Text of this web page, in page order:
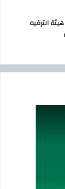
الترفيه